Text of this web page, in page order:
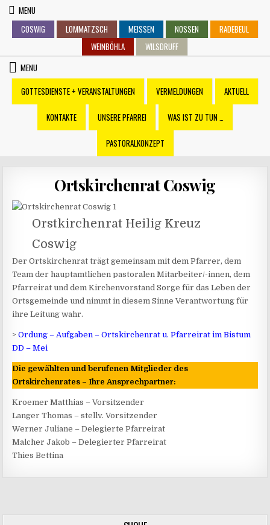
Skip
content
MENU
COSWIG
LOMMATZSCH MEISSEN NOSSEN
RADEBEUL
WEINBÖHLA
WILSDRUFF
MENU
GOTTESDIENSTE + VERANSTALTUNGEN
VERMELDUNGEN AKTUELL
KONTAKTE UNSERE PFARREI WAS IST ZU TUN …
PASTORALKONZEPT
Ortskirchenrat Coswig
Orstkirchenrat Heilig Kreuz
Coswig
Der Ortskirchenrat trägt gemeinsam mit dem Pfarrer, dem
Team der hauptamtlichen pastoralen Mitarbeiter/-innen, dem
Pfarreirat und dem Kirchenvorstand Sorge für das Leben der
Ortsgemeinde und nimmt in diesem Sinne Verantwortung für
ihre Leitung wahr.
>Ordung – Aufgaben – Ortskirchenrat u. Pfarreirat im Bistum
DD – Mei
Die gewählten und berufenen Mitglieder des
Ortskirchenrates – Ihre Ansprechpartner:
Kroemer Matthias – Vorsitzender
Langer Thomas – stellv. Vorsitzender
Werner Juliane – Delegierte Pfarreirat
Malcher Jakob – Delegierter Pfarreirat
Thies Bettina